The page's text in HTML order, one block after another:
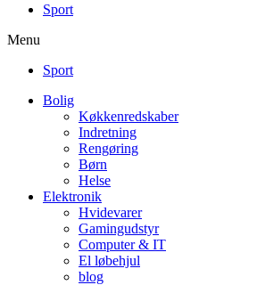
Sport
Menu
Sport
Bolig
Køkkenredskaber
Indretning
Rengøring
Børn
Helse
Elektronik
Hvidevarer
Gamingudstyr
Computer & IT
El løbehjul
blog